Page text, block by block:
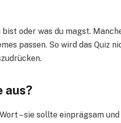
oder was du magst.
passen. So wird das Quiz
aus?
– sie sollte einprägsam und